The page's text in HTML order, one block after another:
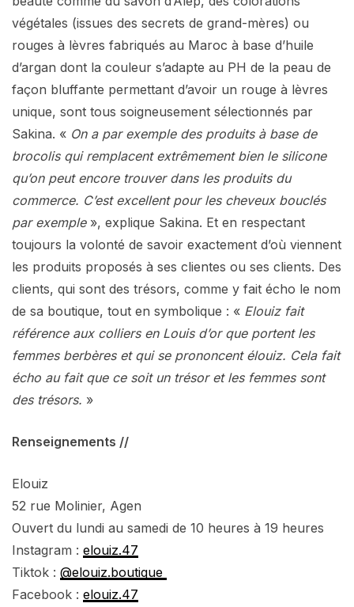
végétales (issues des secrets de grand-mères) ou
rouges à lèvres fabriqués au Maroc à base d’huile
d’argan dont la couleur s’adapte au PH de la peau de
façon bluffante permettant d’avoir un rouge à lèvres
unique, sont tous soigneusement sélectionnés par
Sakina. « On a par exemple des produits à base de
brocolis qui remplacent extrêmement bien le silicone
qu’on peut encore trouver dans les produits du
commerce. C’est excellent pour les cheveux bouclés
par exemple », explique Sakina. Et en respectant
toujours la volonté de savoir exactement d’où viennent
les produits proposés à ses clientes ou ses clients. Des
clients, qui sont des trésors, comme y fait écho le nom
de sa boutique, tout en symbolique : « Elouiz fait
référence aux colliers en Louis d’or que portent les
femmes berbères et qui se prononcent élouiz. Cela fait
écho au fait que ce soit un trésor et les femmes sont
des trésors. »
Renseignements //
Elouiz
52 rue Molinier, Agen
Ouvert du lundi au samedi de 10 heures à 19 heures
Instagram : elouiz.47
Tiktok : @elouiz.boutique
Facebook : elouiz.47